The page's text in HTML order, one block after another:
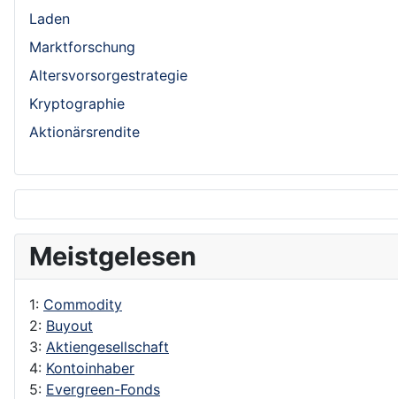
Laden
Marktforschung
Altersvorsorgestrategie
Kryptographie
Aktionärsrendite
Meistgelesen
1: Commodity
2: Buyout
3: Aktiengesellschaft
4: Kontoinhaber
5: Evergreen-Fonds